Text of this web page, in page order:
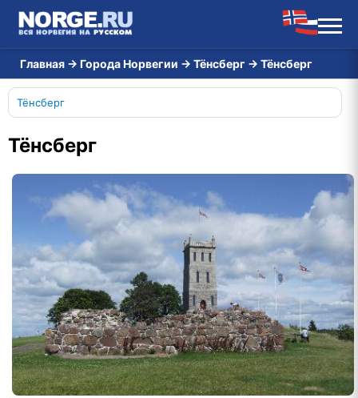
Главная → Города Норвегии → Тёнсберг → Тёнсберг
Тёнсберг
Тёнсберг